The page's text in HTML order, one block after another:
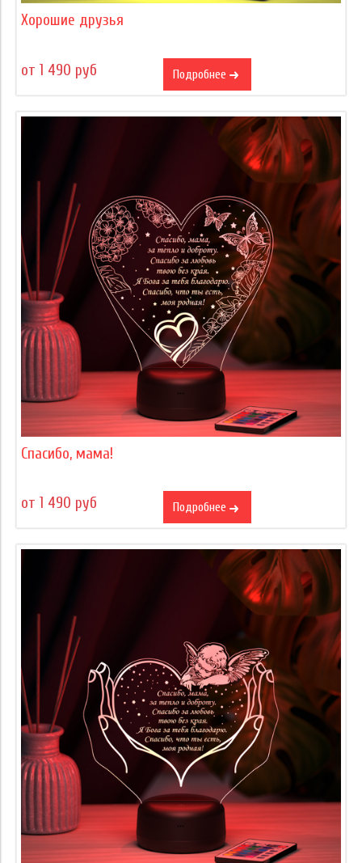
Хорошие друзья
от 1 490 руб Подробнее
Спасибо, мама!
от 1 490 руб Подробнее